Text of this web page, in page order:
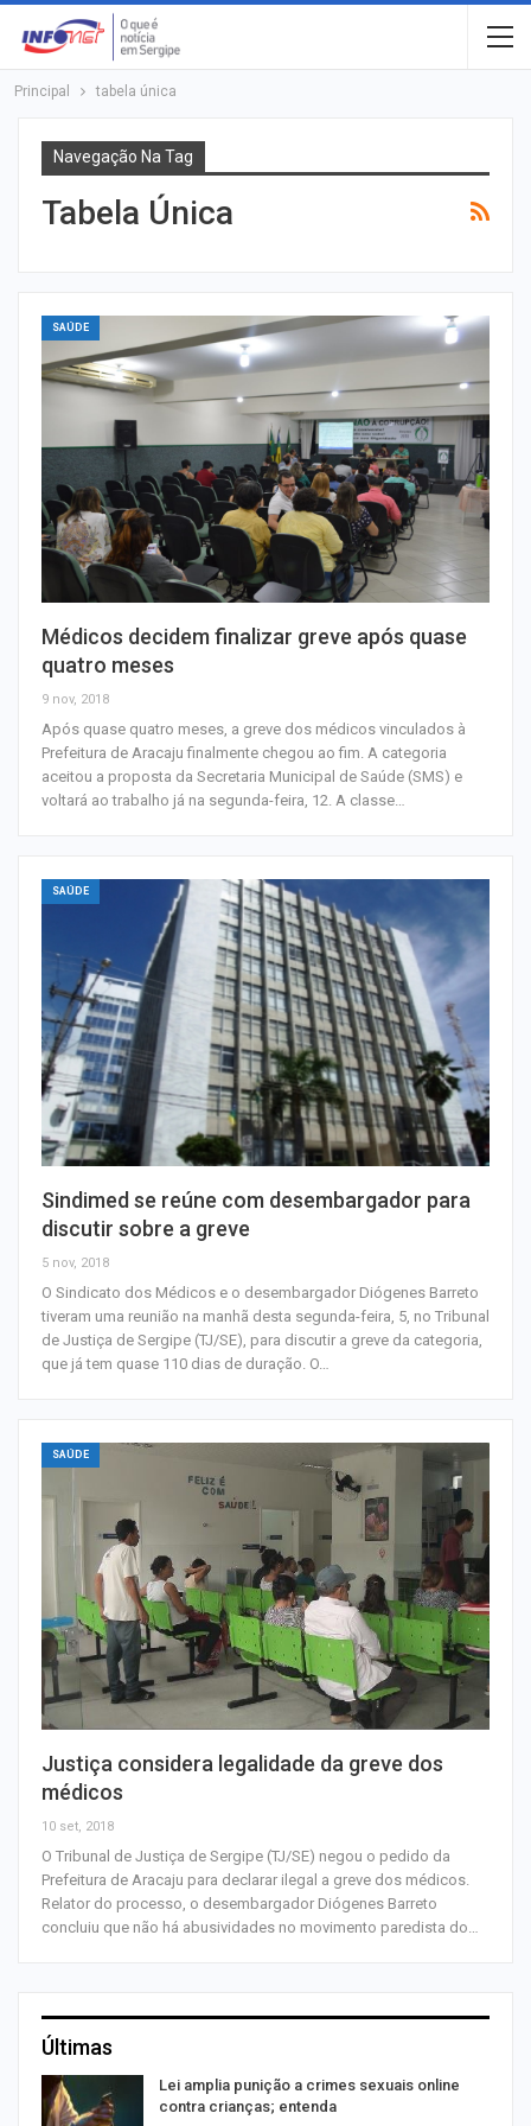
Principal tabela única
Navegação Na Tag
Tabela Única
SAÚDE
Médicos decidem finalizar greve após quase
quatro meses
9 nov, 2018
Após quase quatro meses, a greve dos médicos vinculados à
Prefeitura de Aracaju finalmente chegou ao fim. A categoria
aceitou a proposta da Secretaria Municipal de Saúde (SMS) e
voltará ao trabalho já na segunda-feira, 12. A classe…
SAÚDE
Sindimed se reúne com desembargador para
discutir sobre a greve
5 nov, 2018
O Sindicato dos Médicos e o desembargador Diógenes Barreto
tiveram uma reunião na manhã desta segunda-feira, 5, no Tribunal
de Justiça de Sergipe (TJ/SE), para discutir a greve da categoria,
que já tem quase 110 dias de duração. O…
SAÚDE
Justiça considera legalidade da greve dos
médicos
10 set, 2018
O Tribunal de Justiça de Sergipe (TJ/SE) negou o pedido da
Prefeitura de Aracaju para declarar ilegal a greve dos médicos.
Relator do processo, o desembargador Diógenes Barreto
concluiu que não há abusividades no movimento paredista do…
Últimas
Lei amplia punição a crimes sexuais online
contra crianças; entenda